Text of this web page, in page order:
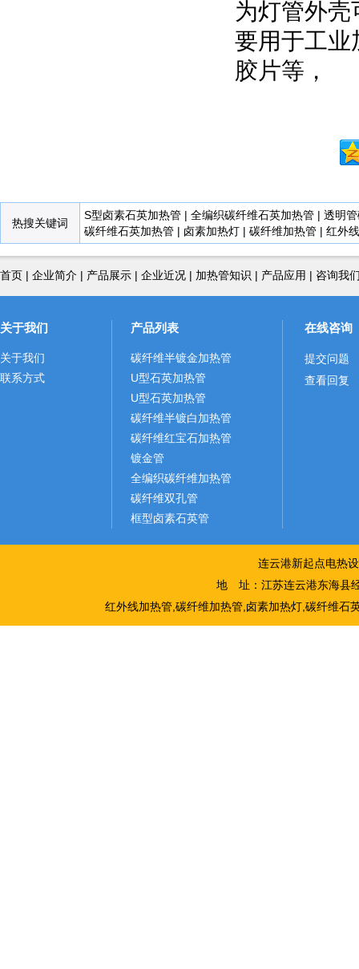
为灯管外
要用于工业
胶片等，
热搜关键词
S型卤素石英加热管 | 全编织碳纤维石英加热管 | 透明
碳纤维石英加热管 | 卤素加热灯 | 碳纤维加热管 | 红外
首页 | 企业简介 | 产品展示 | 企业近况 | 加热管知识 | 产品应用 | 咨询我
关于我们
关于我们
联系方式
产品列表
碳纤维半镀金加热管
U型石英加热管
U型石英加热管
碳纤维半镀白加热管
碳纤维红宝石加热管
镀金管
全编织碳纤维加热管
碳纤维双孔管
框型卤素石英管
在线咨询
提交问题
查看回复
连云港新起点电热
地 址：江苏连云港东海县
红外线加热管,碳纤维加热管,卤素加热灯,碳纤维